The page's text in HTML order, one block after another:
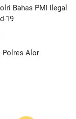
Bahas PMI Ilegal
19
Polres Alor